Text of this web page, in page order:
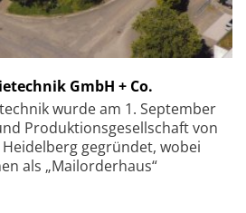
GmbH + Co.
wurde am 1. September
Produktionsgesellschaft von
gegründet, wobei
als „Mailorderhaus“